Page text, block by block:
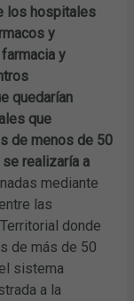
los hospitales
y
y
quedarían
que
de menos de 50
realizaría a
mediante
las
donde
de más de 50
sistema
a la